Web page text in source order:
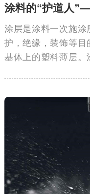
涂料的“护道人
涂层是涂料一次施
护，绝缘，装饰等
基体上的塑料薄层。
的良好的防锈性能。